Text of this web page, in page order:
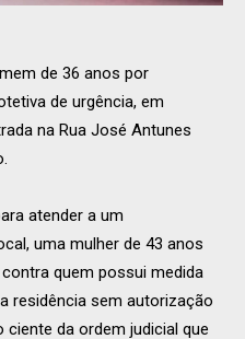
de 36 anos por
de urgência, em
na Rua José Antunes
atender a um
uma mulher de 43 anos
quem possui medida
residência sem autorização
da ordem judicial que